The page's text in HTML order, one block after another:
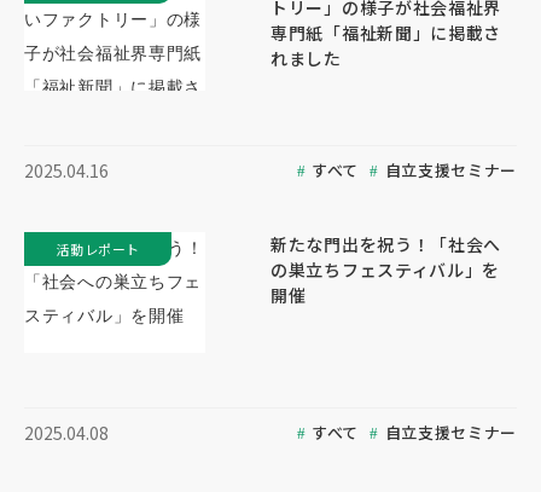
トリー」の様子が社会福祉界
専門紙「福祉新聞」に掲載さ
れました
2025.04.16 すべて 自立支援セミナー
新たな門出を祝う！「社会へ
の巣立ちフェスティバル」を
開催
2025.04.08 すべて 自立支援セミナー
活動レポート